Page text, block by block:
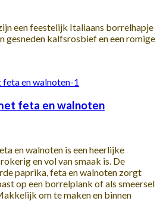
een feestelijk Italiaans borrelhapje
gesneden kalfsrosbief en een romige
feta en walnoten
en walnoten is een heerlijke
en vol van smaak is. De
paprika, feta en walnoten zorgt
op een borrelplank of als smeersel
om te maken en binnen